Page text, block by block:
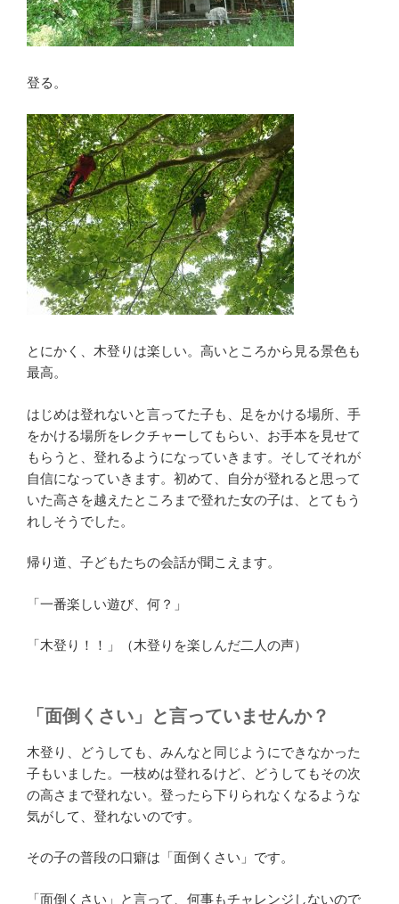
登る。
とにかく、木登りは楽しい。高いところから見る景色も
最高。
はじめは登れないと言ってた子も、足をかける場所、手
をかける場所をレクチャーしてもらい、お手本を見せて
もらうと、登れるようになっていきます。そしてそれが
自信になっていきます。初めて、自分が登れると思って
いた高さを越えたところまで登れた女の子は、とてもう
れしそうでした。
帰り道、子どもたちの会話が聞こえます。
「一番楽しい遊び、何？」
「木登り！！」（木登りを楽しんだ二人の声）
「面倒くさい」と言っていませんか？
木登り、どうしても、みんなと同じようにできなかった
子もいました。一枝めは登れるけど、どうしてもその次
の高さまで登れない。登ったら下りられなくなるような
気がして、登れないのです。
その子の普段の口癖は「面倒くさい」です。
「面倒くさい」と言って、何事もチャレンジしないので